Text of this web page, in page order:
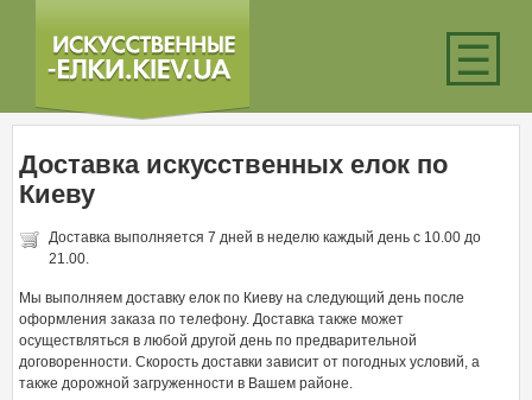
☰
Доставка искусственных елок по
Киеву
Доставка выполняется 7 дней в неделю каждый день с 10.00 до
21.00.
Мы выполняем доставку елок по Киеву на следующий день после
оформления заказа по телефону. Доставка также может
осуществляться в любой другой день по предварительной
договоренности. Скорость доставки зависит от погодных условий, а
также дорожной загруженности в Вашем районе.